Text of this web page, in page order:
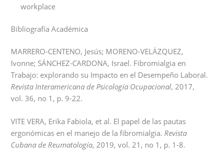
workplace
Bibliografía Académica
MARRERO-CENTENO, Jesús; MORENO-VELÁZQUEZ,
Ivonne; SÁNCHEZ-CARDONA, Israel. Fibromialgia en
Trabajo: explorando su Impacto en el Desempeño Laboral.
Revista Interamericana de Psicología Ocupacional, 2017,
vol. 36, no 1, p. 9-22.
VITE VERA, Erika Fabiola, et al. El papel de las pautas
ergonómicas en el manejo de la fibromialgia. Revista
Cubana de Reumatología, 2019, vol. 21, no 1, p. 1-8.